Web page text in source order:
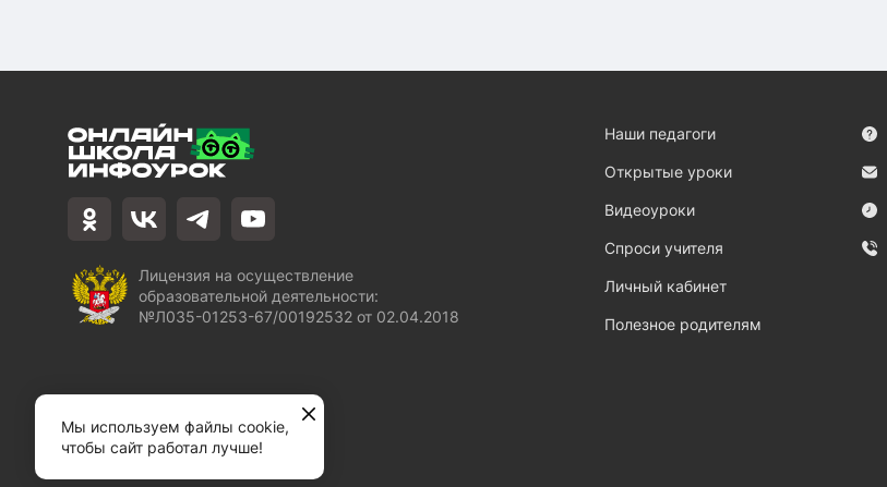
Лицензия на осуществление
образовательной деятельности:
№Л035-01253-67/00192532 от 02.04.2018
Наши педагоги
Открытые уроки
Видеоуроки
Спроси учителя
Личный кабинет
Полезное родителям
Мы используем файлы cookie,
чтобы сайт работал лучше!